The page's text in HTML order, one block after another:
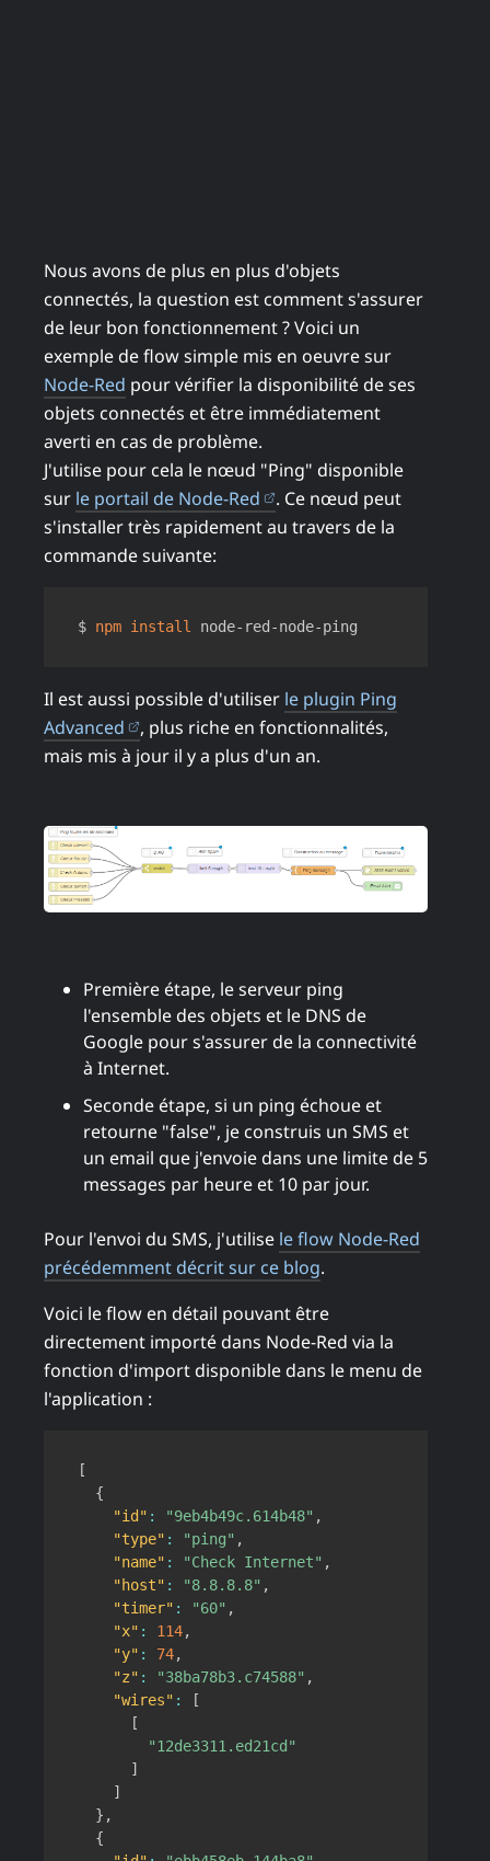
Nous avons de plus en plus d'objets
connectés, la question est comment s'assurer
de leur bon fonctionnement ? Voici un
exemple de flow simple mis en oeuvre sur
Node-Red pour vérifier la disponibilité de ses
objets connectés et être immédiatement
averti en cas de problème.
J'utilise pour cela le nœud "Ping" disponible
sur le portail de Node-Red (ouvre dans un nouvel
. Ce nœud peut
s'installer très rapidement au travers de la
commande suivante:
$ npm install
Il est aussi possible d'utiliser le plugin Ping
Advanced
(ouvre dans un nouvel onglet)
, plus riche en fonctionnalités,
mais mis à jour il y a plus d'un an.
Première étape, le serveur ping
l'ensemble des objets et le DNS de
Google pour s'assurer de la connectivité
à Internet.
Seconde étape, si un ping échoue et
retourne "false", je construis un SMS et
un email que j'envoie dans une limite de 5
messages par heure et 10 par jour.
Pour l'envoi du SMS, j'utilise le flow Node-Red
précédemment décrit sur ce blog.
Voici le flow en détail pouvant être
directement importé dans Node-Red via la
fonction d'import disponible dans le menu de
l'application :
[
{
"id" : "9eb4b49c.614b48" ,
"type" : "ping" ,
"name" : "Check Internet" ,
"host" : "8.8.8.8" ,
"timer" : "60" ,
"x" : 114,
"y" : 74,
"z" : "38ba78b3.c74588" ,
"wires" :
[
[
"12de3311.ed21cd"
]
]
} ,
{